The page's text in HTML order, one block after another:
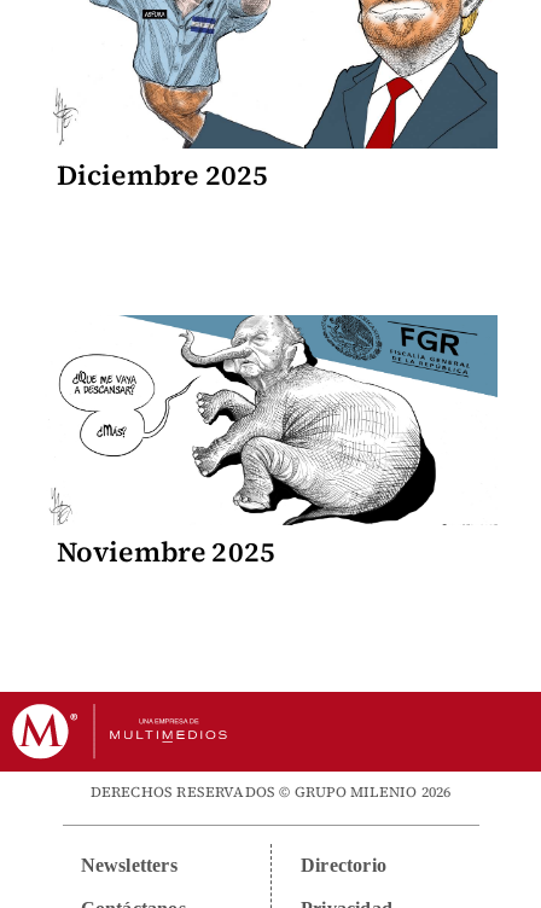
Diciembre 2025
Noviembre 2025
DERECHOS RESERVADOS © GRUPO MILENIO 2026
Newsletters Directorio